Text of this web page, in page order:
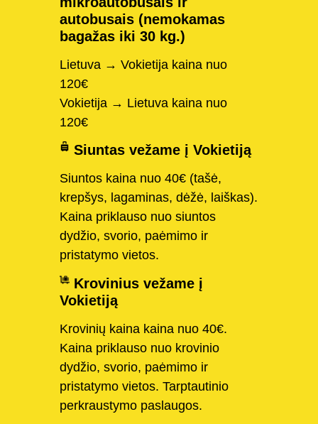
autobusais (nemokamas
bagažas iki 30 kg.)
Lietuva → Vokietija kaina nuo
120€
Vokietija → Lietuva kaina nuo
120€
Siuntas vežame į Vokietiją
Siuntos kaina nuo 40€ (tašė,
krepšys, lagaminas, dėžė, laiškas).
Kaina priklauso nuo siuntos
dydžio, svorio, paėmimo ir
pristatymo vietos.
Krovinius vežame į
Vokietiją
Krovinių kaina kaina nuo 40€.
Kaina priklauso nuo krovinio
dydžio, svorio, paėmimo ir
pristatymo vietos. Tarptautinio
perkraustymo paslaugos.